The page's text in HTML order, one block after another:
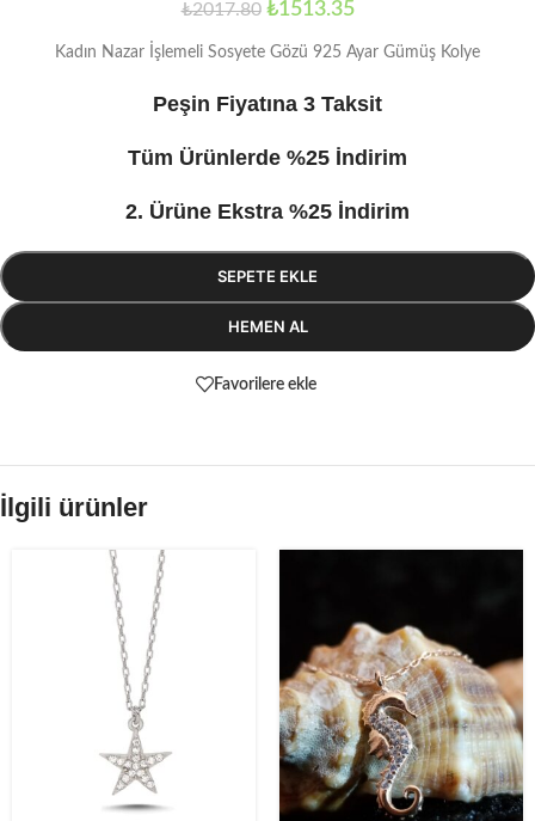
₺2017.80 ₺1513.35
Kadın Nazar İşlemeli Sosyete Gözü 925 Ayar Gümüş Kolye
Peşin Fiyatına 3 Taksit
Tüm Ürünlerde %25 İndirim
2. Ürüne Ekstra %25 İndirim
SEPETE EKLE
HEMEN AL
Favorilere ekle
İlgili ürünler